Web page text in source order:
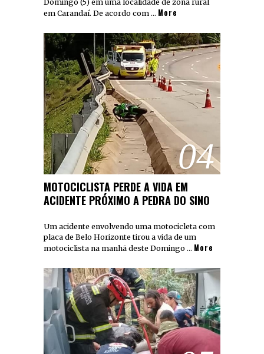
Domingo (5) em uma localidade de zona rural
em Carandaí. De acordo com … More
04
MOTOCICLISTA PERDE A VIDA EM
ACIDENTE PRÓXIMO A PEDRA DO SINO
Um acidente envolvendo uma motocicleta com
placa de Belo Horizonte tirou a vida de um
motociclista na manhã deste Domingo … More